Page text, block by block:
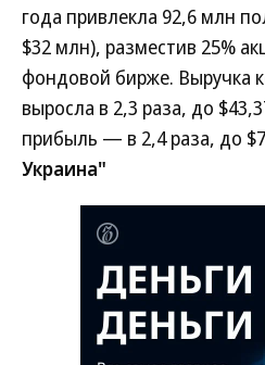
года привлекла 92,6 млн
$32 млн), разместив 25%
фондовой бирже. Выручка
выросла в 2,3 раза, до
прибыль — в 2,4 раза, до
Украина"